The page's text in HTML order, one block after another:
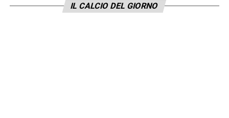
IL CALCIO DEL GIORNO